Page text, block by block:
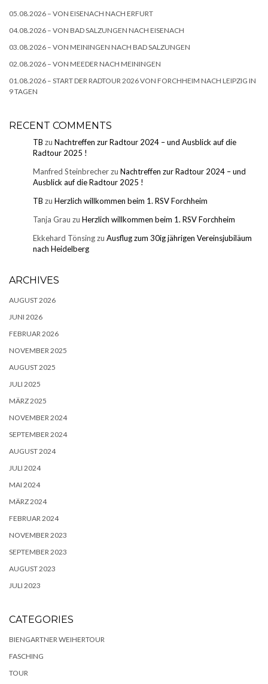
05.08.2026 – VON EISENACH NACH ERFURT
04.08.2026 – VON BAD SALZUNGEN NACH EISENACH
03.08.2026 – VON MEININGEN NACH BAD SALZUNGEN
02.08.2026 – VON MEEDER NACH MEININGEN
01.08.2026 – START DER RADTOUR 2026 VON FORCHHEIM NACH LEIPZIG IN
9 TAGEN
RECENT COMMENTS
TB zu Nachtreffen zur Radtour 2024 – und Ausblick auf die
Radtour 2025 !
Manfred Steinbrecherzu Nachtreffen zur Radtour 2024 – und
Ausblick auf die Radtour 2025 !
TB zu Herzlich willkommen beim 1. RSV Forchheim
Tanja Grau zu Herzlich willkommen beim 1. RSV Forchheim
Ekkehard Tönsingzu Ausflug zum 30ig jährigen Vereinsjubiläum
nach Heidelberg
ARCHIVES
AUGUST 2026
JUNI 2026
FEBRUAR 2026
NOVEMBER 2025
AUGUST 2025
JULI 2025
MÄRZ 2025
NOVEMBER 2024
SEPTEMBER 2024
AUGUST 2024
JULI 2024
MAI 2024
MÄRZ 2024
FEBRUAR 2024
NOVEMBER 2023
SEPTEMBER 2023
AUGUST 2023
JULI 2023
CATEGORIES
BIENGARTNER WEIHERTOUR
FASCHING
TOUR